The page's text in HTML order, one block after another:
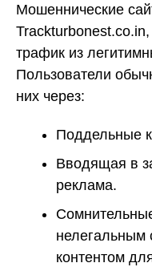
Мошеннические
трафик из
Пользователи
них через:
Поддельные
Вводящая в
реклама.
нелегальным
контентом